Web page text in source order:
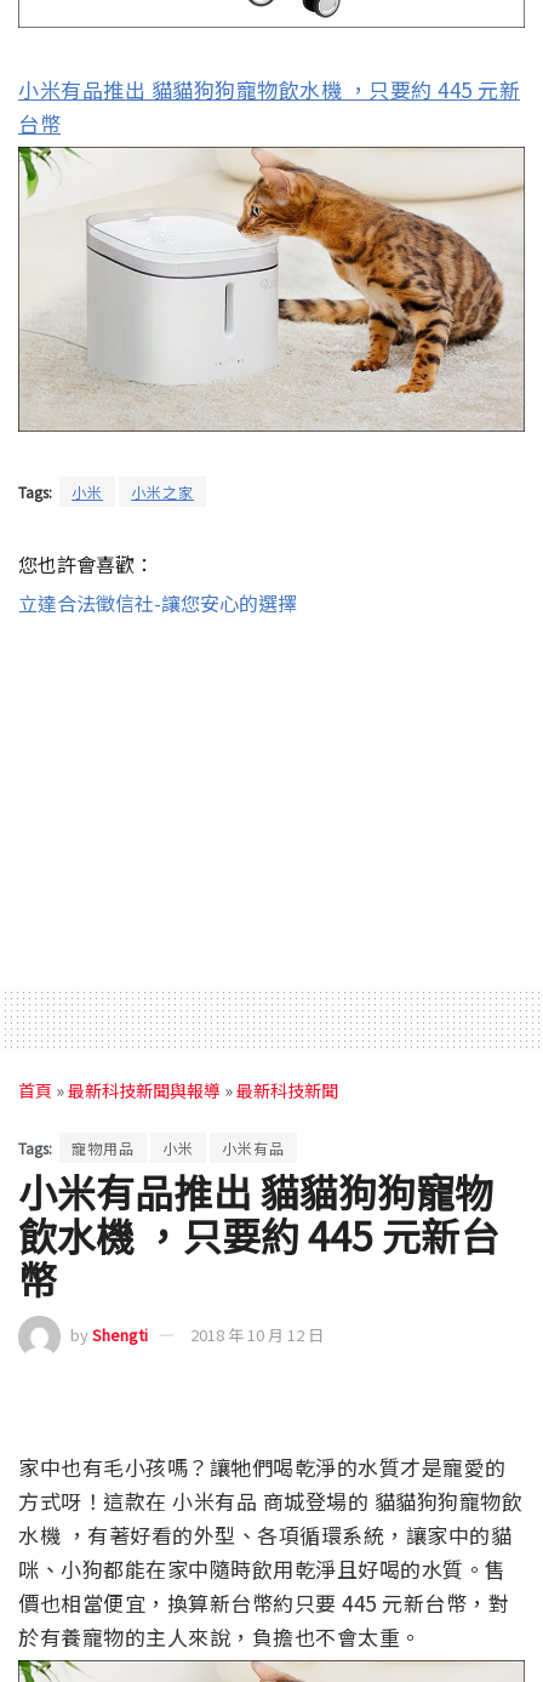
小米有品推出 貓貓狗狗寵物飲水機 ，只要約 445 元新
台幣
Tags: 小米 小米之家
您也許會喜歡：
立達合法徵信社-讓您安心的選擇
首頁 »最新科技新聞與報導 »最新科技新聞
Tags: 寵物用品 小米 小米有品
小米有品推出 貓貓狗狗寵物
飲水機 ，只要約 445 元新台
幣
byShengti 2018 年 10 月 12 日
家中也有毛小孩嗎？讓牠們喝乾淨的水質才是寵愛的
方式呀！這款在 小米有品 商城登場的 貓貓狗狗寵物飲
水機 ，有著好看的外型、各項循環系統，讓家中的貓
咪、小狗都能在家中隨時飲用乾淨且好喝的水質。售
價也相當便宜，換算新台幣約只要 445 元新台幣，對
於有養寵物的主人來說，負擔也不會太重。